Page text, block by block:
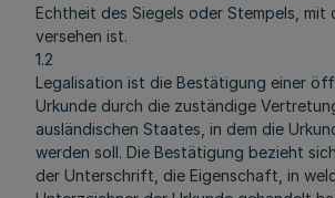
Echtheit des Siegels oder Stempels, mit
versehen ist.
1.2
Legalisation ist die Bestätigung einer
Urkunde durch die zuständige
ausländischen Staates, in dem die
werden soll. Die Bestätigung bezieht
der Unterschrift, die Eigenschaft, in